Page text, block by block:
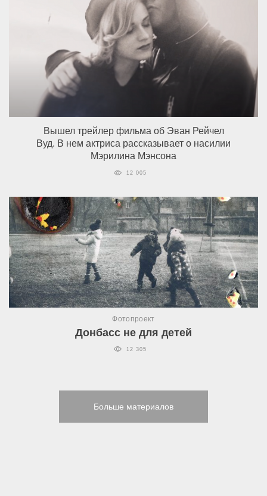
Вышел трейлер фильма об Эван Рейчел
Вуд. В нем актриса рассказывает о насилии
Мэрилина Мэнсона
12 005
Фотопроект
Донбасс не для детей
12 305
Больше материалов